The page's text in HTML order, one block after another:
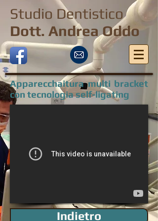
Studio Dentistico
Dott. Andrea Oddo
Apparecchaitura multi bracket
con tecnologia self-ligating
Indietro